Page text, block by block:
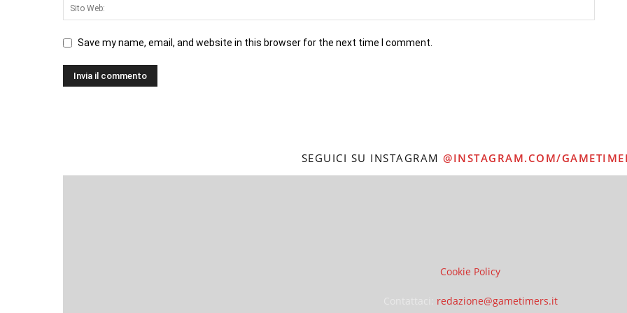
Save my name, email, and website in this browser for the next time I comment.
SEGUICI SU INSTAGRAM @INSTAGRAM.COM/
Cookie Policy
redazione@gametimers.it